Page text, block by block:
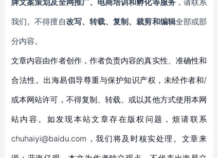
牌文案策划及全网推广、电商培训和孵化等服务，请联系
我们。不得擅自改写、转载、复制、裁剪和编辑全部或部
分内容。
文章内容由作者创作，作者负责内容的真实性、准确性和
合法性。出海易倡导尊重与保护知识产权，未经作者和/
或本网站许可，不得复制、转载、或以其他方式使用本网
站内容。如发现本站文章存在版权问题，烦请联系
chuhaiyi@baidu.com，我们将及时核实处理。文章来